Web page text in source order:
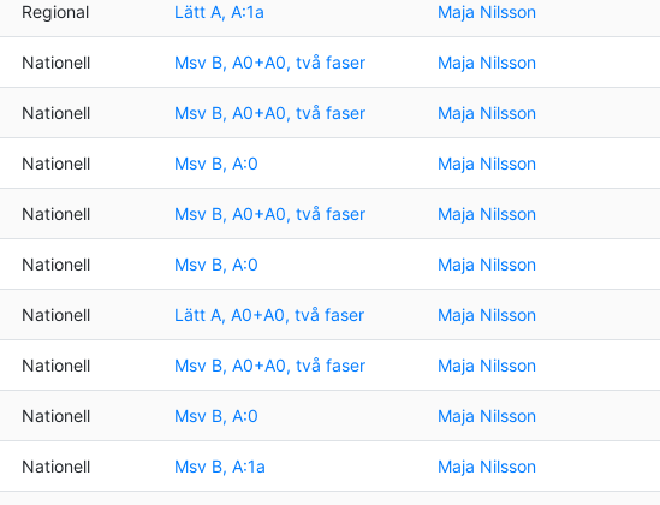
Regional Lätt A, A:1a Maja Nilsson
Nationell Msv B, A0+A0, två faser Maja Nilsson
Nationell Msv B, A0+A0, två faser Maja Nilsson
Nationell Msv B, A:0 Maja Nilsson
Nationell Msv B, A0+A0, två faser Maja Nilsson
Nationell Msv B, A:0 Maja Nilsson
Nationell Lätt A, A0+A0, två faser Maja Nilsson
Nationell Msv B, A0+A0, två faser Maja Nilsson
Nationell Msv B, A:0 Maja Nilsson
Nationell Msv B, A:1a Maja Nilsson